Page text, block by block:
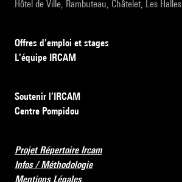
Hôtel de Ville, Rambuteau, Châtelet, Les Halles
Offres d’emploi et stages
L’équipe IRCAM
Soutenir l’IRCAM
Centre Pompidou
Projet Répertoire Ircam
Infos / Méthodologie
Mentions Légales